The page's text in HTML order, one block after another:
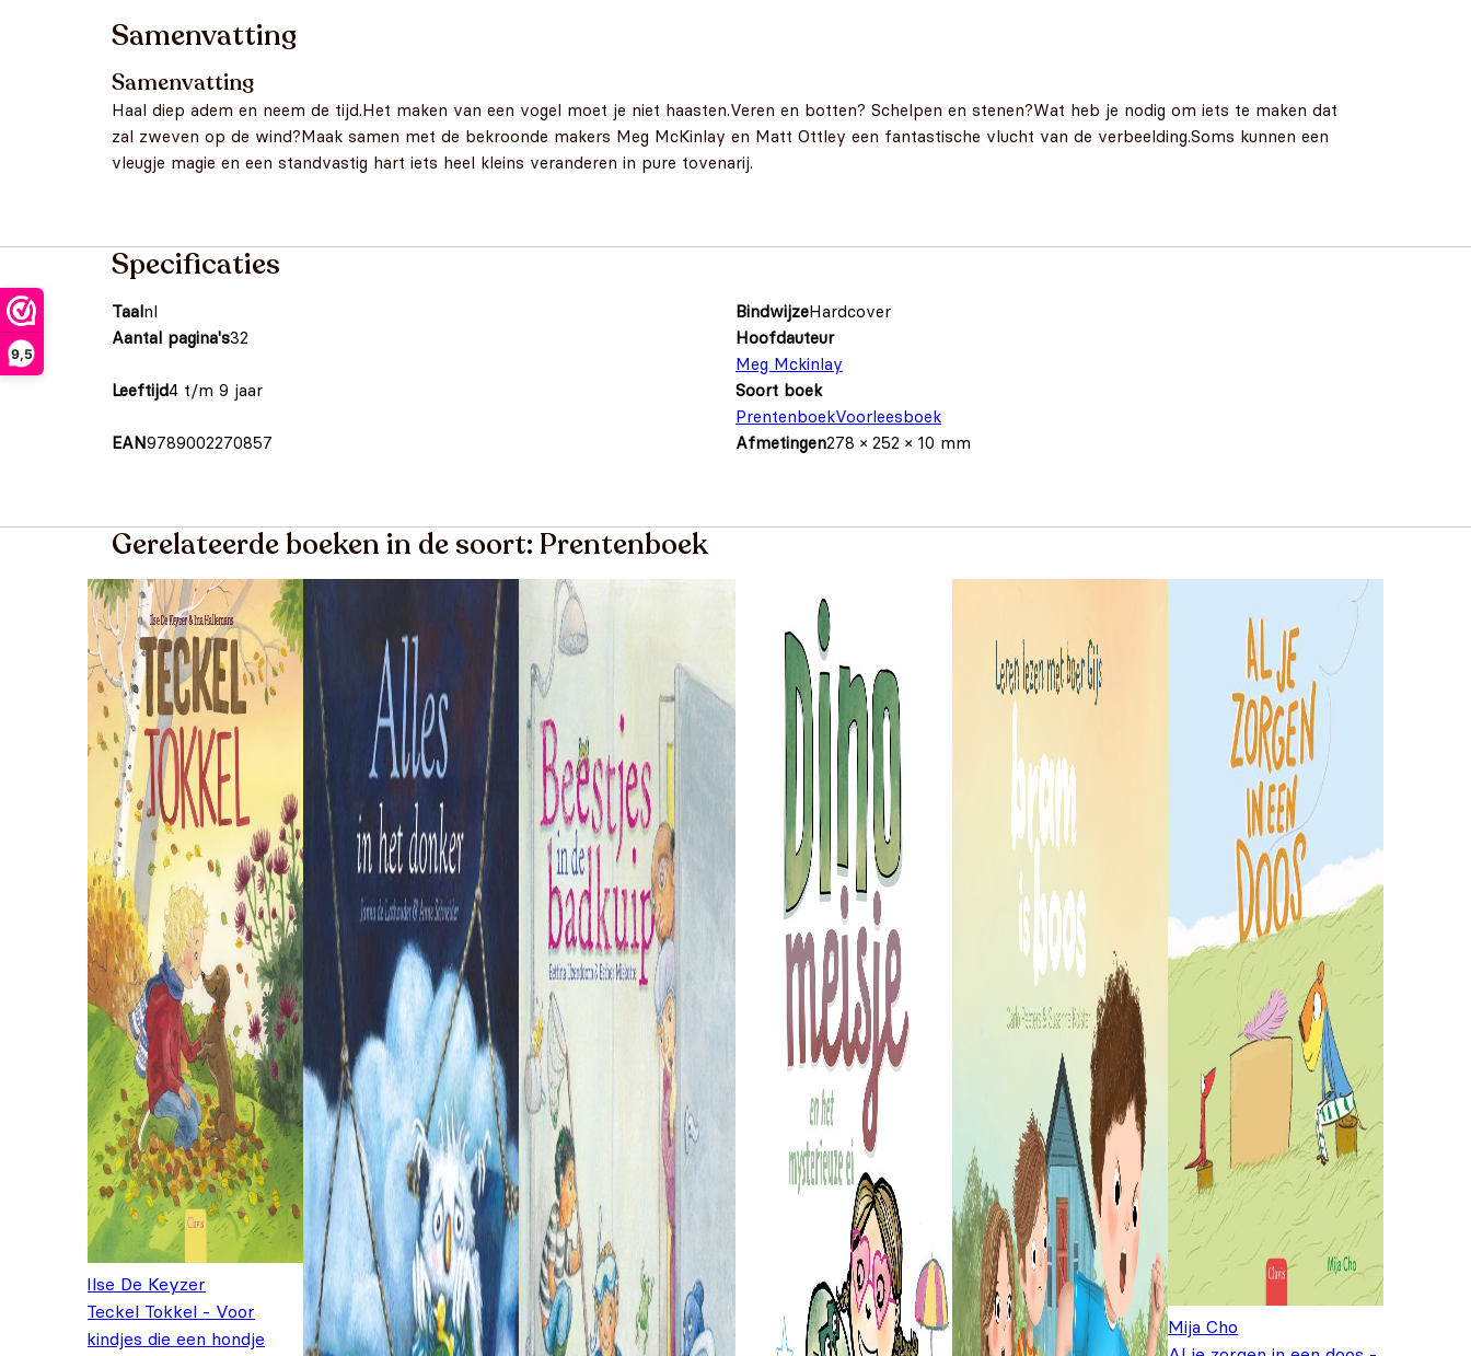
9,5
Samenvatting
Samenvatting
Haal diep adem en neem de tijd.Het maken van een vogel moet je niet haasten.Veren en botten? Schelpen en stenen?Wat heb je nodig om iets te maken dat
zal zweven op de wind?Maak samen met de bekroonde makers Meg McKinlay en Matt Ottley een fantastische vlucht van de verbeelding.Soms kunnen een
vleugje magie en een standvastig hart iets heel kleins veranderen in pure tovenarij.
Specificaties
Taalnl BindwijzeHardcover
Aantal pagina's32
Hoofdauteur
Meg Mckinlay
Leeftijd4 t/m 9 jaar
Soort boek
PrentenboekVoorleesboek
EAN9789002270857 Afmetingen278 × 252 × 10 mm
Gerelateerde boeken in de soort: Prentenboek
Ilse De Keyzer
Teckel Tokkel - Voor
kindjes die een hondje
Mija Cho